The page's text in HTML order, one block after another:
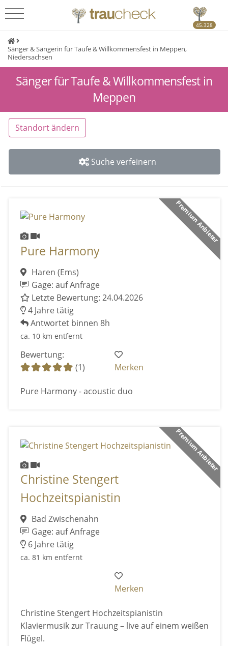
45.328
Sänger & Sängerin für Taufe & Willkommensfest in Meppen,
Niedersachsen
Sänger für Taufe & Willkommensfest in
Meppen
Standort ändern
Suche verfeinern
Premium Anbieter
Pure Harmony
Haren (Ems)
Gage: auf Anfrage
Letzte Bewertung: 24.04.2026
4 Jahre tätig
Antwortet binnen 8h
ca. 10 km entfernt
Bewertung:
(1)
Merken
Pure Harmony - acoustic duo
Premium Anbieter
Christine Stengert
Hochzeitspianistin
Bad Zwischenahn
Gage: auf Anfrage
6 Jahre tätig
ca. 81 km entfernt
Merken
Christine Stengert Hochzeitspianistin
Klaviermusik zur Trauung – live auf einem weißen
Flügel.